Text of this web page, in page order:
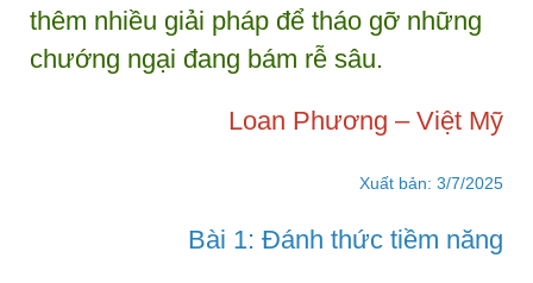
thêm nhiều giải pháp để tháo gỡ những
chướng ngại đang bám rễ sâu.
Loan Phương – Việt Mỹ
Xuất bản: 3/7/2025
Bài 1: Đánh thức tiềm năng